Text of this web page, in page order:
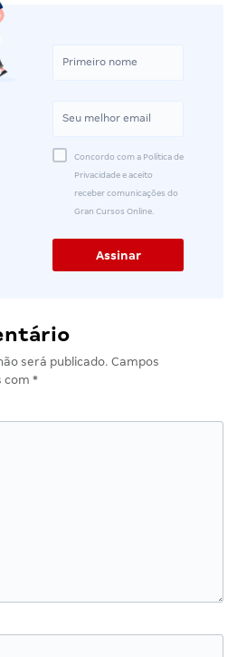
Concordo com a Política de
Privacidade e aceito
receber comunicações do
Gran Cursos Online.
será publicado. Campos
com *